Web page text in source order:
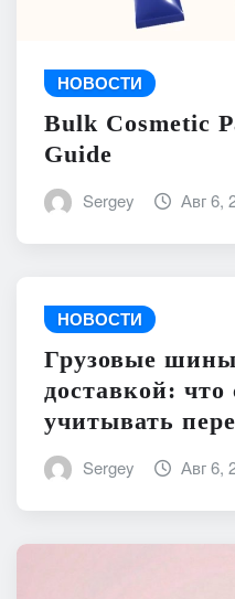
НОВОСТИ
Bulk Cosmetic
Guide
Sergey Авг 6,
НОВОСТИ
Грузовые шины
доставкой: что
учитывать
Sergey Авг 6,